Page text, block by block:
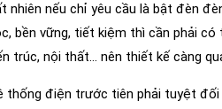
nhiên nếu chỉ yêu cầu là bật đèn
bền vững, tiết kiệm thì cần phải
trúc, nội thất… nên thiết kế càng
thống điện trước tiên phải tuyệt đối